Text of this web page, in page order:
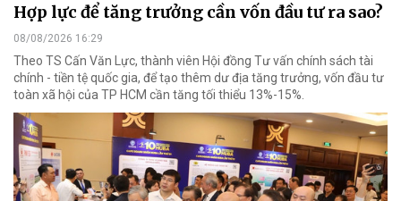
Hợp lực để tăng trưởng cần vốn đầu tư ra sao?
08/08/2026 16:29
Theo TS Cấn Văn Lực, thành viên Hội đồng Tư vấn chính sách tài
chính - tiền tệ quốc gia, để tạo thêm dư địa tăng trưởng, vốn đầu tư
toàn xã hội của TP HCM cần tăng tối thiểu 13%-15%.